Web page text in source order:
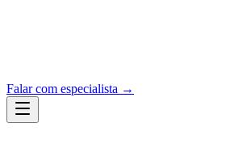
Falar com especialista →